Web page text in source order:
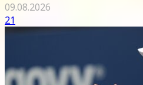
09.08.2026
21